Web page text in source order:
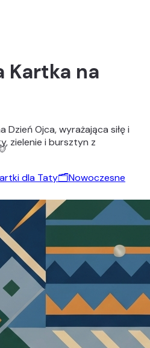
Kartka na
Ojca, wyrażająca siłę i
zielenie i bursztyn z
dla Taty🗂️Nowoczesne